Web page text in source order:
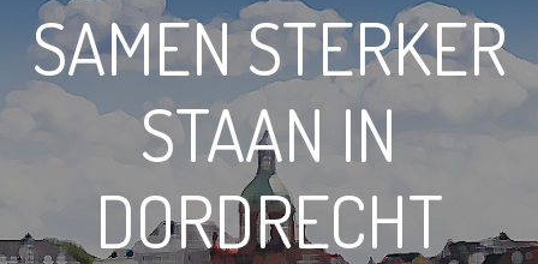
SAMEN STERKER
STAAN IN
DORDRECHT